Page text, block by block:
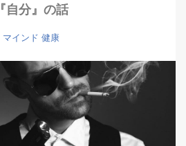
『自分』の話
マインド 健康